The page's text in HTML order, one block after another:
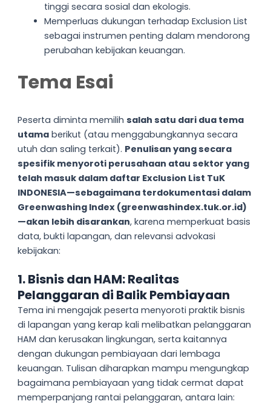
tinggi secara sosial dan ekologis.
Memperluas dukungan terhadap Exclusion List
sebagai instrumen penting dalam mendorong
perubahan kebijakan keuangan.
Tema Esai
Peserta diminta memilihsalah satu dari dua tema
utama berikut (atau menggabungkannya secara
utuh dan saling terkait). Penulisan yang secara
spesifik menyoroti perusahaan atau sektor yang
telah masuk dalam daftar Exclusion List TuK
INDONESIA—sebagaimana terdokumentasi dalam
Greenwashing Index (greenwashindex.tuk.or.id)
—akan lebih disarankan, karena memperkuat basis
data, bukti lapangan, dan relevansi advokasi
kebijakan:
1. Bisnis dan HAM: Realitas
Pelanggaran di Balik Pembiayaan
Tema ini mengajak peserta menyoroti praktik bisnis
di lapangan yang kerap kali melibatkan pelanggaran
HAM dan kerusakan lingkungan, serta kaitannya
dengan dukungan pembiayaan dari lembaga
keuangan. Tulisan diharapkan mampu mengungkap
bagaimana pembiayaan yang tidak cermat dapat
memperpanjang rantai pelanggaran, antara lain: